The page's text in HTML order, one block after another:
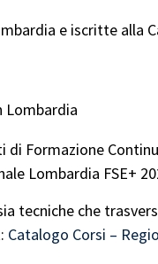
e iscritte alla
Lombardia
Formazione
Lombardia FSE+
tecniche che
Catalogo Corsi –